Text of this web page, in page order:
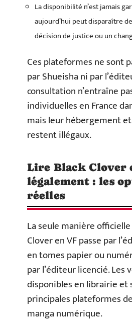
La disponibilité n’est jamais
aujourd’hui peut disparaître
décision de justice ou un
Ces plateformes ne sont
par Shueisha ni par
consultation n’entraîne
individuelles en France
mais leur hébergement
restent illégaux.
Lire Black Clover
légalement : les
réelles
La seule manière
Clover en VF passe par
en tomes papier ou
par l’éditeur licencié. Les
disponibles en librairie et
principales plateformes
manga numérique.